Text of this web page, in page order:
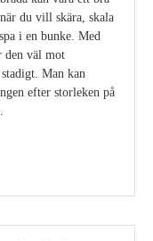
du vill skära, skala
i en bunke. Med
den väl mot
Man kan
efter storleken på